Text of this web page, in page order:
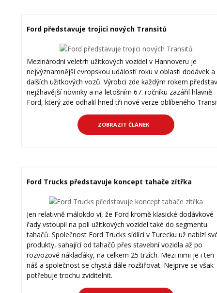
Ford představuje trojici nových Transitů
Mezinárodní veletrh užitkových vozidel v Hannoveru je
nejvýznamnější evropskou událostí roku v oblasti dodávek a
dalších užitkových vozů. Výrobci zde každým rokem
nejžhavější novinky a na letošním 67. ročníku zazářil hlavně
Ford, který zde odhalil hned tři nové verze oblíbeného
ZOBRAZIT ČLÁNEK
Ford Trucks představuje koncept tahače zítřka
Jen relativně málokdo ví, že Ford kromě klasické dodávkové
řady vstoupil na poli užitkových vozidel také do segmentu
tahačů. Společnost Ford Trucks sídlící v Turecku už nabízí
produkty, sahající od tahačů přes stavební vozidla až po
rozvozové náklaďáky, na celkem 25 trzích. Mezi nimi je i ten
náš a společnost se chystá dále rozšiřovat. Nejprve se však
potřebuje trochu zviditelnit.